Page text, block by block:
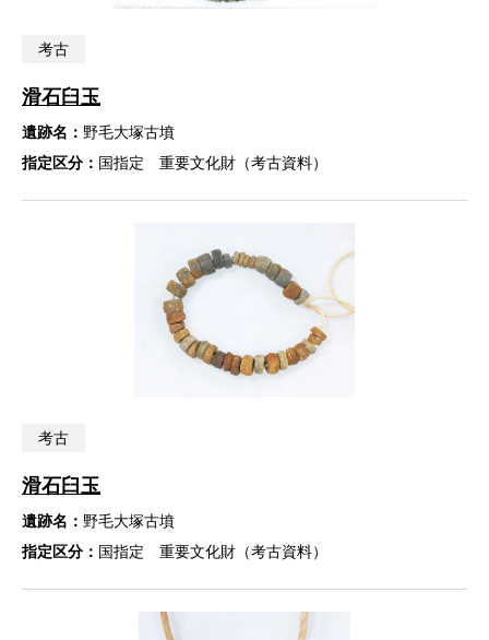
考古
滑石臼玉
遺跡名： 野毛大塚古墳
指定区分： 国指定 重要文化財（考古資料）
考古
滑石臼玉
遺跡名： 野毛大塚古墳
指定区分： 国指定 重要文化財（考古資料）